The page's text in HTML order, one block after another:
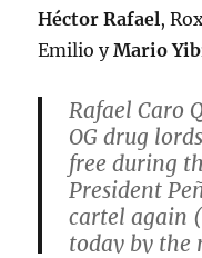
Héctor Rafael,
Emilio yMario
Rafael Caro
OG drug
free during
President
cartel again
today by